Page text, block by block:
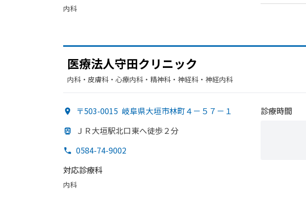
内科
医療法人守田クリニック
内科・​皮膚科・​心療内科・​精神科・神経科・​神経内科
〒503-0015 岐阜県大垣市林町４－５７－１
ＪＲ大垣駅北口東へ徒歩２分
0584-74-9002
対応診療科
内科
診療時間